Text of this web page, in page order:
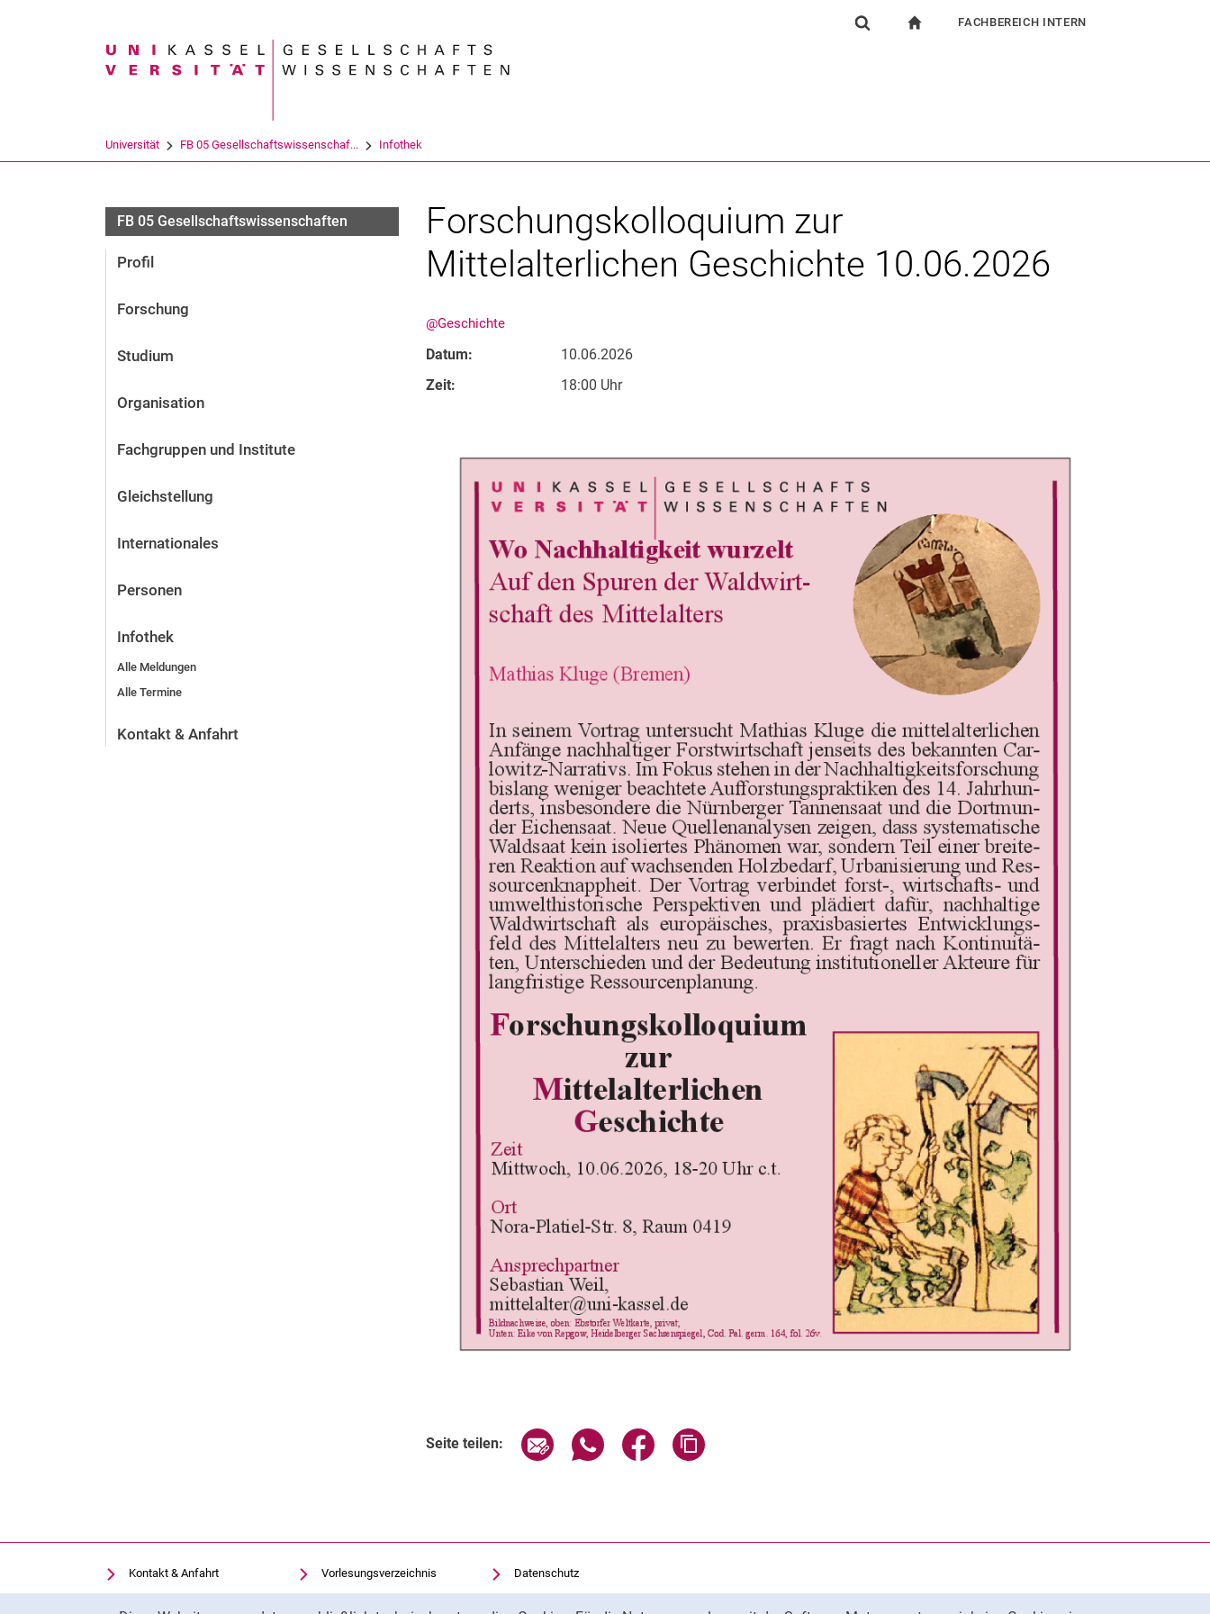
Suchbegriff
FACHBEREICH INTERN
Universität FB 05 Gesellschaftswissenschaf... Infothek
FB 05 Gesellschaftswissenschaften
Profil
Forschung
Studium
Organisation
Fachgruppen und Institute
Gleichstellung
Internationales
Personen
Infothek
Alle Meldungen
Alle Termine
Kontakt & Anfahrt
Forschungskolloquium zur
Mittelalterlichen Geschichte 10.06.2026
@Geschichte
Datum:
10.06.2026
Zeit:
18:00 Uhr
Seite teilen: Seite über E-Mail teilen
Seite über WhatsApp teilen (externer Link, öffnet neues Fenster)
Seite über Facebook teilen (externer Link, öffnet neues Fenster)
Kontakt & Anfahrt
Einrichtungen suchen
Vorlesungsverzeichnis
Uni-Bibliothek
Datenschutz
Barrierefreiheit